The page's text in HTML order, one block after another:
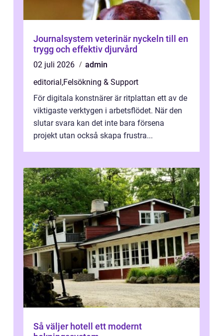
Journalsystem veterinär nyckeln till en
trygg och effektiv djurvård
02 juli 2026
admin
editorial,Felsökning & Support
För digitala konstnärer är ritplattan ett av de
viktigaste verktygen i arbetsflödet. När den
slutar svara kan det inte bara försena
projekt utan också skapa frustra...
Så väljer hotell ett modernt